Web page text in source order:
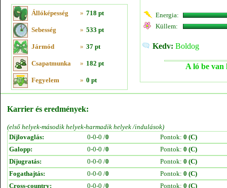
Állóképesség » 718 pt
Sebesség » 533 pt
Jármód » 37 pt
Csapatmunka » 182 pt
Fegyelem » 0 pt
Energia:
Küllem:
Kedv: Boldog
A ló be van
Karrier és eredmények:
(első helyek-második helyek-harmadik helyek /indulások)
Díjlovaglás:
0-0-0 /0 Pontok: 0 (C)
Galopp:
0-0-0 /0 Pontok: 0 (C)
Díjugratás:
0-0-0 /0 Pontok: 0 (C)
Fogathajtás:
0-0-0 /0 Pontok: 0 (C)
Cross-country:
0-0-0 /0 Pontok: 0 (C)